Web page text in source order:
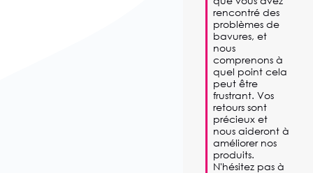
rencontré des
problèmes de
bavures, et
nous
comprenons à
quel point cela
peut être
frustrant. Vos
retours sont
précieux et
nous aideront à
améliorer nos
produits.
N'hésitez pas à